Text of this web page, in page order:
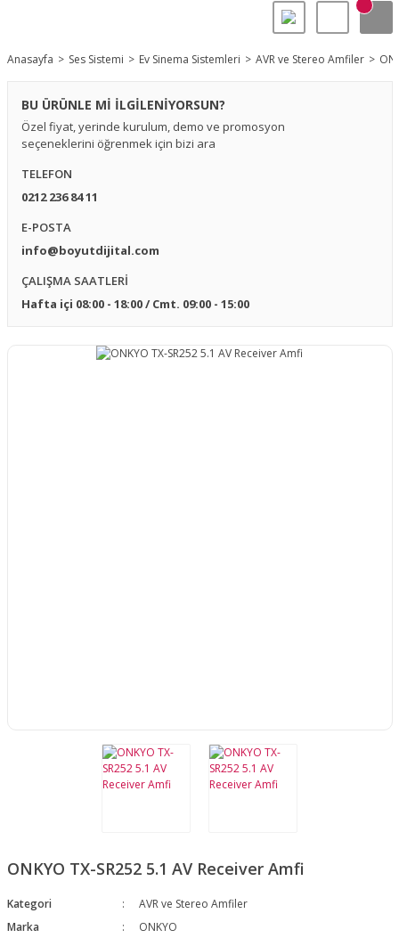
Anasayfa Ses Sistemi Ev Sinema Sistemleri AVR ve Stereo Amfiler
BU ÜRÜNLE Mİ İLGİLENİYORSUN?
Özel fiyat, yerinde kurulum, demo ve promosyon
seçeneklerini öğrenmek için bizi ara
TELEFON
0212 236 84 11
E-POSTA
info@boyutdijital.com
ÇALIŞMA SAATLERİ
Hafta içi 08:00 - 18:00 / Cmt. 09:00 - 15:00
ONKYO TX-SR252 5.1 AV Receiver Amfi
Kategori
AVR ve Stereo Amfiler
Marka
ONKYO